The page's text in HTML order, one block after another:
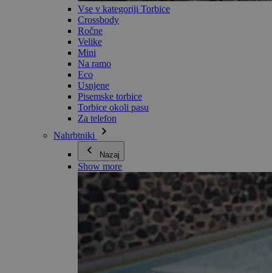
Vse v kategoriji Torbice
Crossbody
Ročne
Velike
Mini
Na ramo
Eco
Usnjene
Pisemske torbice
Torbice okoli pasu
Za telefon
Nahrbtniki
Nazaj
Show more